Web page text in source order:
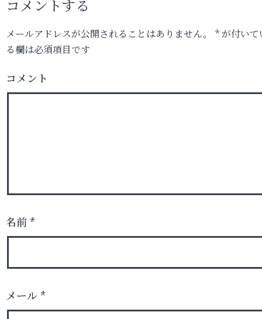
コメントする
メールアドレスが公開されることはありません。 *が付いて
る欄は必須項目です
コメント
名前 *
メール *